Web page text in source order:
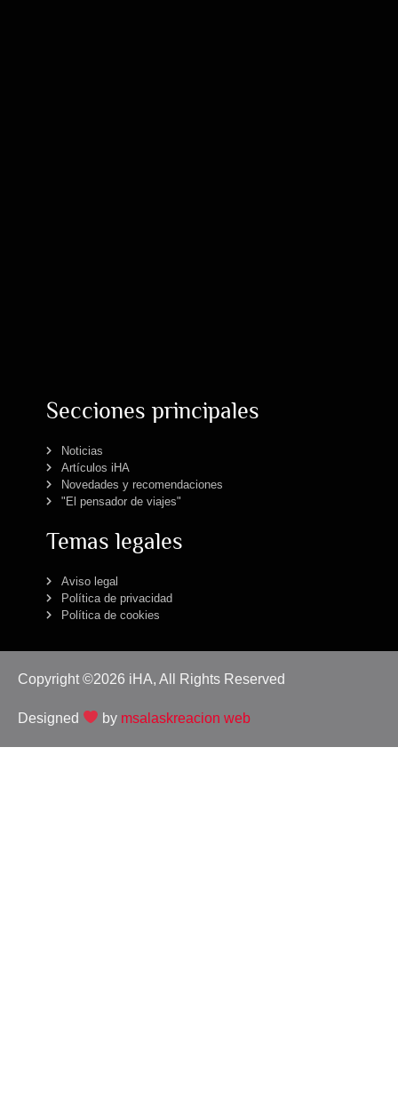
Secciones principales
Noticias
Artículos iHA
Novedades y recomendaciones
"El pensador de viajes"
Temas legales
Aviso legal
Política de privacidad
Política de cookies
Copyright ©2026 iHA, All Rights Reserved
Designed by msalaskreacion web